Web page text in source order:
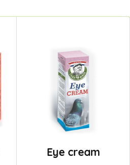
Eye cream